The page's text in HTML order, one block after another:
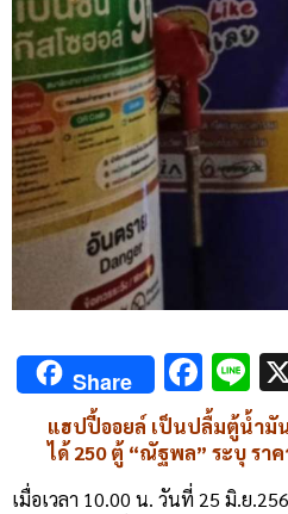
Share
แฮปปี้ออยล์ เป็นปลื้มตู้น้ำมัน
ได้ 250 ตู้ “ณัฐพล” ระบุ รา
เมื่อเวลา 10.00 น. วันที่ 25 มิ.ย